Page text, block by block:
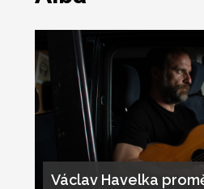
Václav Havelka